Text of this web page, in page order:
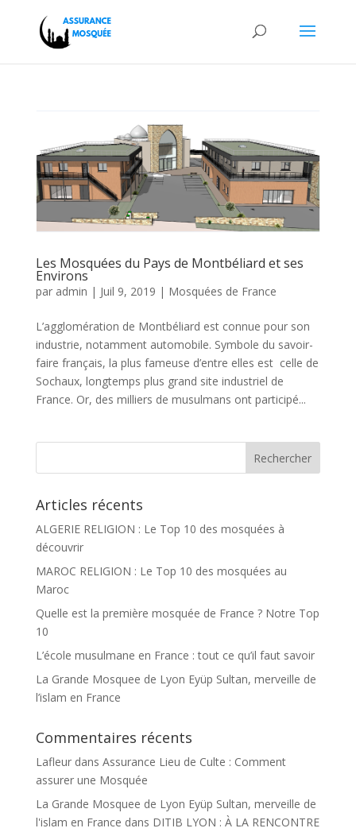
Les Mosquées du Pays de Montbéliard et ses
Environs
par admin | Juil 9, 2019 | Mosquées de France
L’agglomération de Montbéliard est connue pour son
industrie, notamment automobile. Symbole du savoir-
faire français, la plus fameuse d’entre elles est celle de
Sochaux, longtemps plus grand site industriel de
France. Or, des milliers de musulmans ont participé...
Articles récents
ALGERIE RELIGION : Le Top 10 des mosquées à
découvrir
MAROC RELIGION : Le Top 10 des mosquées au
Maroc
Quelle est la première mosquée de France ? Notre Top
10
L’école musulmane en France : tout ce qu’il faut savoir
La Grande Mosquee de Lyon Eyüp Sultan, merveille de
l’islam en France
Commentaires récents
Lafleurdans Assurance Lieu de Culte : Comment
assurer une Mosquée
La Grande Mosquee de Lyon Eyüp Sultan, merveille de
l'islam en France dans DITIB LYON : À LA RENCONTRE